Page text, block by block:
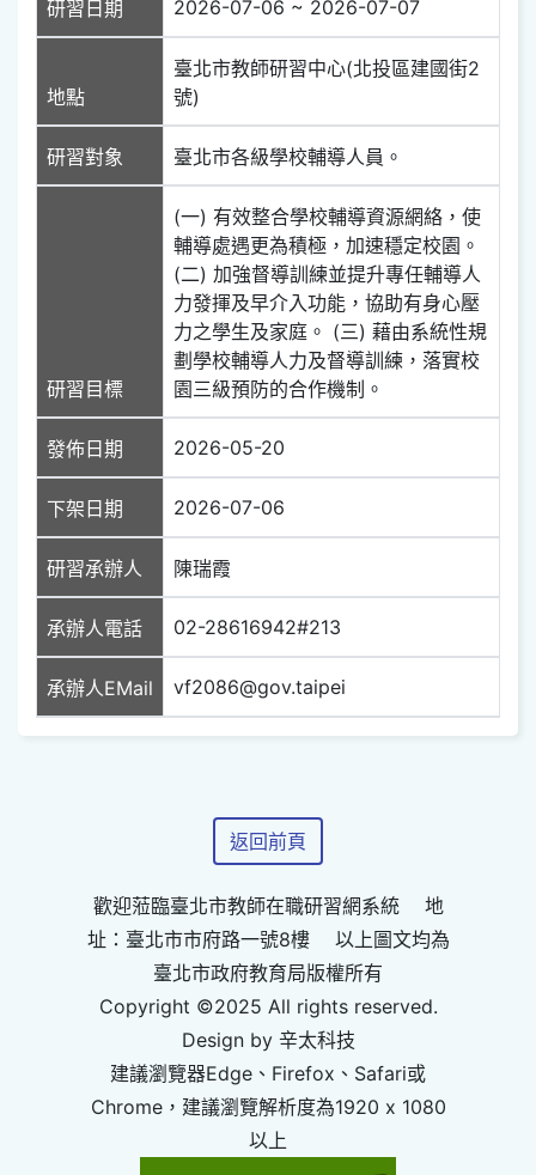
研習日期 2026-07-06 ~ 2026-07-07
地點
臺北市教師研習中心(北投區建國街2
號)
研習對象 臺北市各級學校輔導人員。
研習目標
(一) 有效整合學校輔導資源網絡，使
輔導處遇更為積極，加速穩定校園。
(二) 加強督導訓練並提升專任輔導人
力發揮及早介入功能，協助有身心壓
力之學生及家庭。 (三) 藉由系統性規
劃學校輔導人力及督導訓練，落實校
園三級預防的合作機制。
發佈日期 2026-05-20
下架日期 2026-07-06
研習承辦人 陳瑞霞
承辦人電話 02-28616942#213
承辦人EMail vf2086@gov.taipei
返回前頁
歡迎蒞臨臺北市教師在職研習網系統 地
址：臺北市市府路一號8樓 以上圖文均為
臺北市政府教育局版權所有
Copyright ©2025 All rights reserved.
Design by 辛太科技
建議瀏覽器Edge、Firefox、Safari或
Chrome，建議瀏覽解析度為1920 x 1080
以上